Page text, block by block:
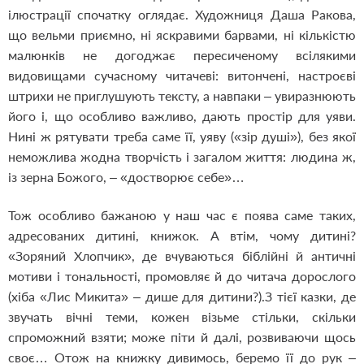
ілюстрації спочатку оглядає. Художниця Даша Ракова,
що вельми приємно, ні яскравими барвами, ні кількістю
малюнків не догоджає пересиченому всілякими
видовищами сучасному читачеві: витончені, настроєві
штрихи не приглушують тексту, а навпаки – увиразнюють
його і, що особливо важливо, дають простір для уяви.
Нині ж рятувати треба саме її, уяву («зір душі»), без якої
неможлива жодна творчість і загалом життя: людина ж,
із зерна Божого, – «достворює себе»…
Тож особливо бажаною у наш час є поява саме таких,
адресованих дитині, книжок. А втім, чому дитині?
«Зоряний Хлопчик», де вчуваються біблійні й античні
мотиви і тональності, промовляє й до читача дорослого
(хіба «Лис Микита» – дише для дитини?).З тієї казки, де
звучать вічні теми, кожен візьме стільки, скільки
спроможний взяти; може піти й далі, розвиваючи щось
своє… Отож на книжку дивимось, беремо її до рук –